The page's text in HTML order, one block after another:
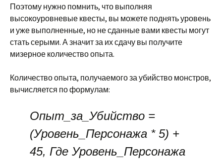
Поэтому нужно помнить, что выполняя
высокоуровневые квесты, вы можете поднять уровень
и уже выполненные, но не сданные вами квесты могут
стать серыми. А значит за их сдачу вы получите
мизерное количество опыта.
Количество опыта, получаемого за убийство монстров,
вычисляется по формулам:
Опыт_за_Убийство =
(Уровень_Персонажа * 5) +
45, Где Уровень_Персонажа